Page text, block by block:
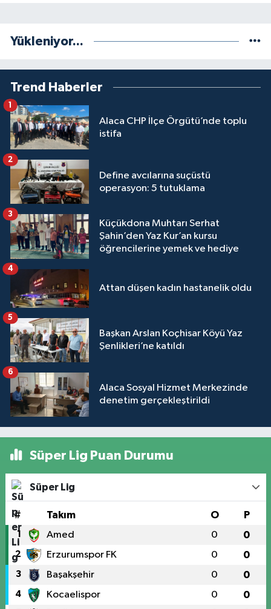
Yükleniyor...
Trend Haberler
Alaca CHP İlçe Örgütü’nde toplu
istifa
1
Define avcılarına suçüstü
operasyon: 5 tutuklama
2
Küçükdona Muhtarı Serhat
Şahin’den Yaz Kur’an kursu
öğrencilerine yemek ve hediye
3
Attan düşen kadın hastanelik oldu
4
Başkan Arslan Koçhisar Köyü Yaz
Şenlikleri’ne katıldı
5
Alaca Sosyal Hizmet Merkezinde
denetim gerçekleştirildi
6
Süper Lig Puan Durumu
Süper Lig
# Takım O P
1 Amed 0 0
2 Erzurumspor FK 0 0
3 Başakşehir 0 0
4 Kocaelispor 0 0